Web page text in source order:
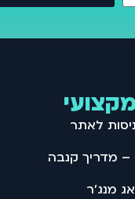
לאתר
מנג'ר